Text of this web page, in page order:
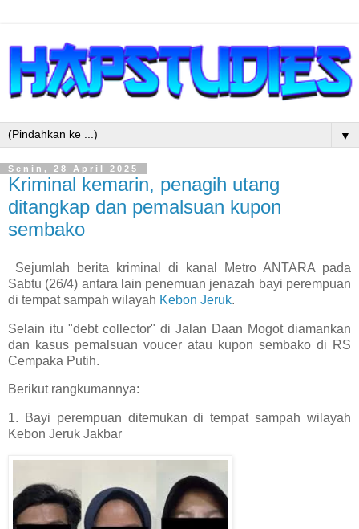
▼
Senin, 28 April 2025
Kriminal kemarin, penagih utang
ditangkap dan pemalsuan kupon
sembako
Sejumlah berita kriminal di kanal Metro ANTARA pada
Sabtu (26/4) antara lain penemuan jenazah bayi perempuan
di tempat sampah wilayah Kebon Jeruk.
Selain itu "debt collector" di Jalan Daan Mogot diamankan
dan kasus pemalsuan voucer atau kupon sembako di RS
Cempaka Putih.
Berikut rangkumannya:
1. Bayi perempuan ditemukan di tempat sampah wilayah
Kebon Jeruk Jakbar